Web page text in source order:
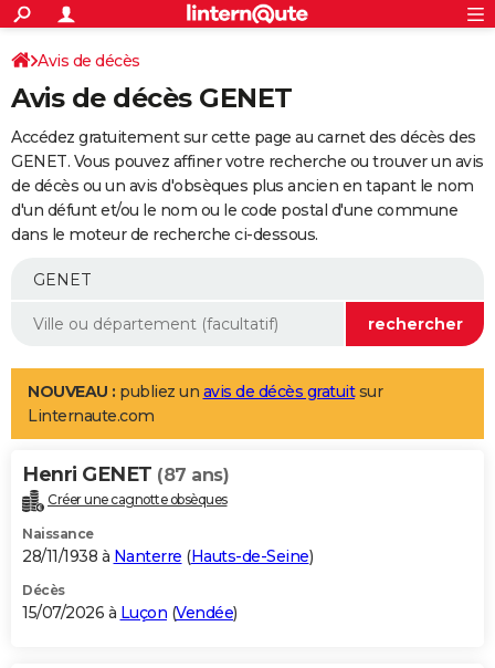
ACTUALITÉS
Politique
Société
Faits Divers
Education
Monde
Villes
+
SPORT
Coupe du monde 2026
Football
Tennis
Cyclisme
Rugby
Forum
Programme TV
TNT
Streaming
Cinéma
Sorties cinéma
Musique
+
FINANCE
Retraite
Impôts
Epargne
Immobilier
Risques naturels par ville
Banque
Assurance
Crédit
AUTO
Essais
Réserver un essai
Citadines
Berlines
SUV
Forum auto
+
Mobiles
Meilleur smartphone
Internet
Ordinateurs
Jeux vidéo
Guide high-tech
Aménagement intérieur
LIFESTYLE
Art de vivre
Bien-être
Loisirs
Mode
Modes de vie
Alimentation
Guide de la santé
Maladies
Médicaments
Sommeil
VOYAGE
Destinations
City break
Voyage nature
Voyage de noces
Forum
Climat
+PHOTO
GUIDES D'ACHAT
BONS PLANS
Avis de décès
Avis de décès GENET
Accédez gratuitement sur cette page au carnet des décès des
GENET. Vous pouvez affiner votre recherche ou trouver un avis
de décès ou un avis d'obsèques plus ancien en tapant le nom
d'un défunt et/ou le nom ou le code postal d'une commune
dans le moteur de recherche ci-dessous.
NOUVEAU : publiez un avis de décès gratuitsur
Linternaute.com
Henri GENET (87 ans)
Créer une cagnotte obsèques
Naissance
28/11/1938 à Nanterre (Hauts-de-Seine)
Décès
15/07/2026 à Luçon (Vendée)